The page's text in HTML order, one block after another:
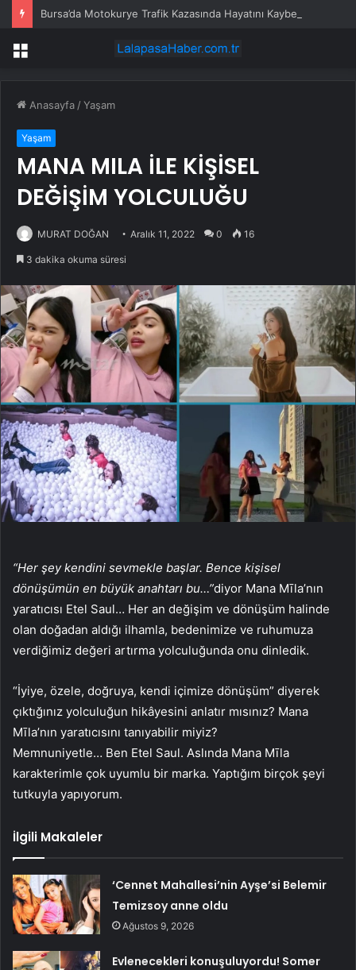
Bursa’da Motokurye Trafik Kazasında Hayatını Kaybetti
Menü
Anasayfa /Yaşam
Yaşam
MANA MILA İLE KİŞİSEL
DEĞİŞİM YOLCULUĞU
MURAT DOĞAN Aralık 11, 2022 0 16
3 dakika okuma süresi
“Her şey kendini sevmekle başlar. Bence kişisel
dönüşümün en büyük anahtarı bu…”diyor Mana Mīla’nın
yaratıcısı Etel Saul… Her an değişim ve dönüşüm halinde
olan doğadan aldığı ilhamla, bedenimize ve ruhumuza
verdiğimiz değeri artırma yolculuğunda onu dinledik.
“İyiye, özele, doğruya, kendi içimize dönüşüm” diyerek
çıktığınız yolculuğun hikâyesini anlatır mısınız? Mana
Mīla’nın yaratıcısını tanıyabilir miyiz?
Memnuniyetle… Ben Etel Saul. Aslında Mana Mīla
karakterimle çok uyumlu bir marka. Yaptığım birçok şeyi
tutkuyla yapıyorum.
İlgili Makaleler
‘Cennet Mahallesi’nin Ayşe’si Belemir
Temizsoy anne oldu
Ağustos 9, 2026
Evlenecekleri konuşuluyordu! Somer